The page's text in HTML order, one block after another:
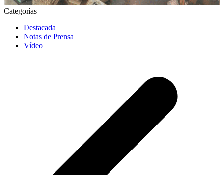
Categorías
Destacada
Notas de Prensa
Vídeo